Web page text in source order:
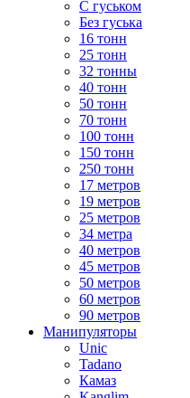
С гуськом
Без гуська
16 тонн
25 тонн
32 тонны
40 тонн
50 тонн
70 тонн
100 тонн
150 тонн
250 тонн
17 метров
19 метров
25 метров
34 метра
40 метров
45 метров
50 метров
60 метров
90 метров
Манипуляторы
Unic
Tadano
Камаз